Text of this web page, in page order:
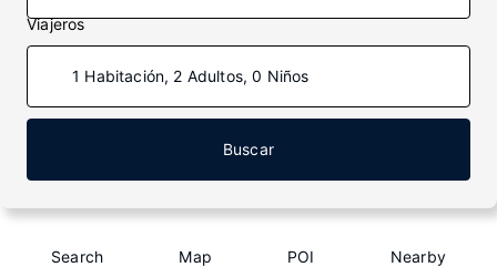
Viajeros
1 Habitación, 2 Adultos, 0 Niños
Buscar
Search Map POI Nearby